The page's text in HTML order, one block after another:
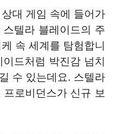
대 게임 속에 들어가
텔라 블레이드의 주
속 세계를 탐험합니
드처럼 박진감 넘치
수 있는데요. 스텔라
로비던스가 신규 보